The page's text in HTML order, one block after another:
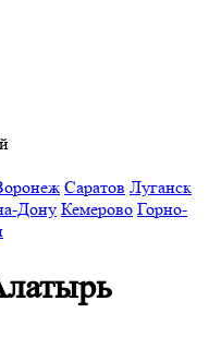
Саратов Луганск
Дону Кемерово Горно-